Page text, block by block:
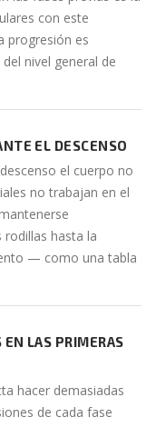
con este
progresión es
nivel general de
EL DESCENSO
el cuerpo no
no trabajan en el
hasta la
— como una tabla
LAS PRIMERAS
hacer demasiadas
de cada fase